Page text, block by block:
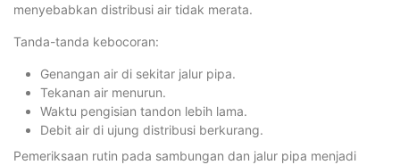
menyebabkan distribusi air tidak merata.
Tanda-tanda kebocoran:
Genangan air di sekitar jalur pipa.
Tekanan air menurun.
Waktu pengisian tandon lebih lama.
Debit air di ujung distribusi berkurang.
Pemeriksaan rutin pada sambungan dan jalur pipa menjadi